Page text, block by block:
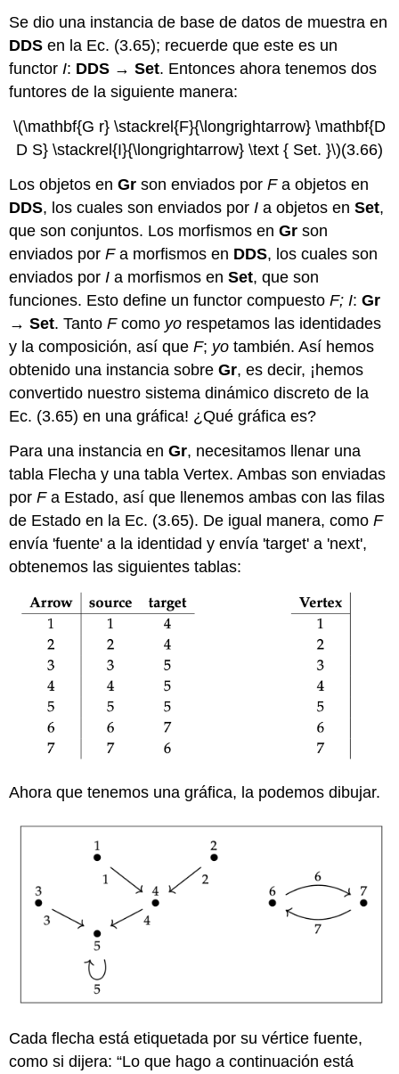
Se dio una instancia de base de datos de muestra en
DDS en la Ec. (3.65); recuerde que este es un
functorI: DDS →Set. Entonces ahora tenemos dos
funtores de la siguiente manera:
\(\mathbf{G r} \stackrel{F}{\longrightarrow} \mathbf{D
D S} \stackrel{I}{\longrightarrow} \text { Set. }\)(3.66)
Los objetos enGr son enviados porFa objetos en
DDS, los cuales son enviados por I a objetos enSet,
que son conjuntos. Los morfismos enGr son
enviados porFa morfismos en DDS, los cuales son
enviados por I a morfismos enSet, que son
funciones. Esto define un functor compuestoF; I:Gr
→Set. TantoFcomo yo respetamos las identidades
y la composición, así queF; yo también. Así hemos
obtenido una instancia sobreGr, es decir, ¡hemos
convertido nuestro sistema dinámico discreto de la
Ec. (3.65) en una gráfica! ¿Qué gráfica es?
Para una instancia enGr, necesitamos llenar una
tabla Flecha y una tabla Vertex. Ambas son enviadas
porFa Estado, así que llenemos ambas con las filas
de Estado en la Ec. (3.65). De igual manera, comoF
envía 'fuente' a la identidad y envía 'target' a 'next',
obtenemos las siguientes tablas:
Ahora que tenemos una gráfica, la podemos dibujar.
Cada flecha está etiquetada por su vértice fuente,
como si dijera: “Lo que hago a continuación está